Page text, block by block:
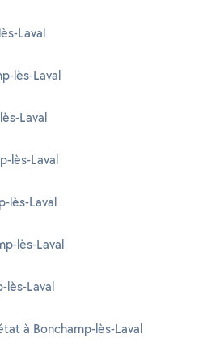
Laval
lès-Laval
Laval
lès-Laval
lès-Laval
lès-Laval
lès-Laval
à Bonchamp-lès-Laval